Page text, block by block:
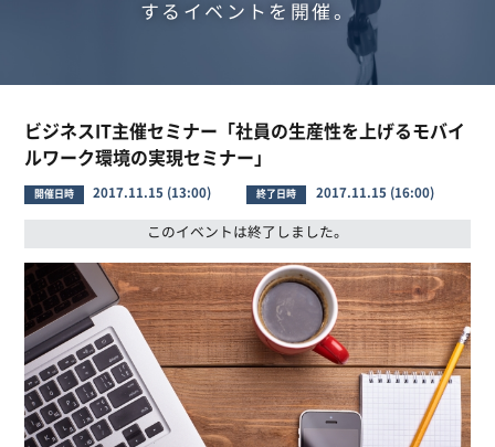
するイベントを開催。
ビジネスIT主催セミナー「社員の生産性を上げるモバイ
ルワーク環境の実現セミナー」
開催日時 2017.11.15 (13:00) 終了日時 2017.11.15 (16:00)
このイベントは終了しました。